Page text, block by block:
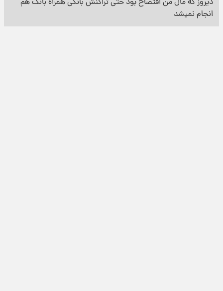
دیروز که مال من افتضاح بود حتی تراکنش بانکی همراه بانک هم
انجام نمیشد